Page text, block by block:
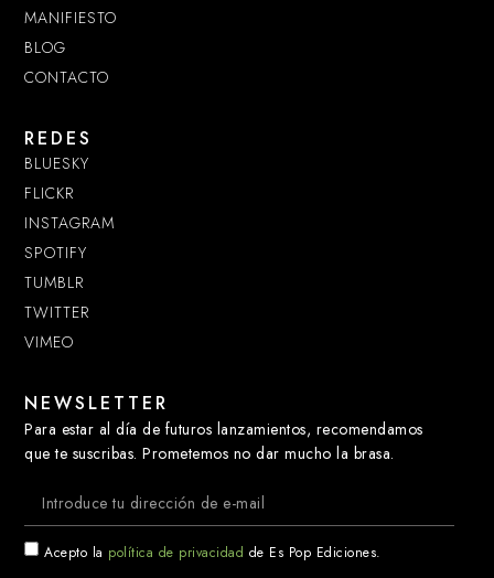
MANIFIESTO
BLOG
CONTACTO
REDES
BLUESKY
FLICKR
INSTAGRAM
SPOTIFY
TUMBLR
TWITTER
VIMEO
NEWSLETTER
Para estar al día de futuros lanzamientos, recomendamos
que te suscribas. Prometemos no dar mucho la brasa.
Acepto la política de privacidad de Es Pop Ediciones.